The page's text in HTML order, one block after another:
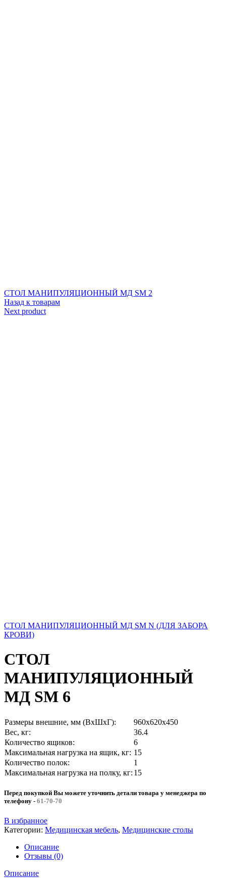
СТОЛ МАНИПУЛЯЦИОННЫЙ МД SM 2
Назад к товарам
Next product
СТОЛ МАНИПУЛЯЦИОННЫЙ МД SM N (ДЛЯ ЗАБОРА
КРОВИ)
СТОЛ
МАНИПУЛЯЦИОННЫЙ
МД SM 6
Размеры внешние, мм (ВхШхГ):
960x620x450
Вес, кг:
36.4
Количество ящиков:
6
Максимальная нагрузка на ящик, кг: 15
Количество полок:
1
Максимальная нагрузка на полку, кг: 15
Перед покупкой Вы можете уточнить детали товара у менеджера по
телефону - 61-70-70
В избранное
Категории: Медицинская мебель, Медицинские столы
Описание
Отзывы (0)
Описание